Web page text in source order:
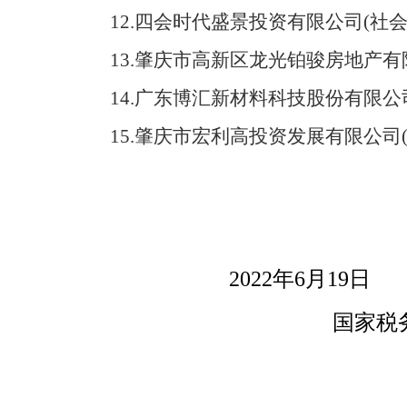
12.四会时代盛景投资有限公司(社
13.肇庆市高新区龙光铂骏房地产
14.广东博汇新材料科技股份有限
15.肇庆市宏利高投资发展有限公
2022年6月19日
国家税